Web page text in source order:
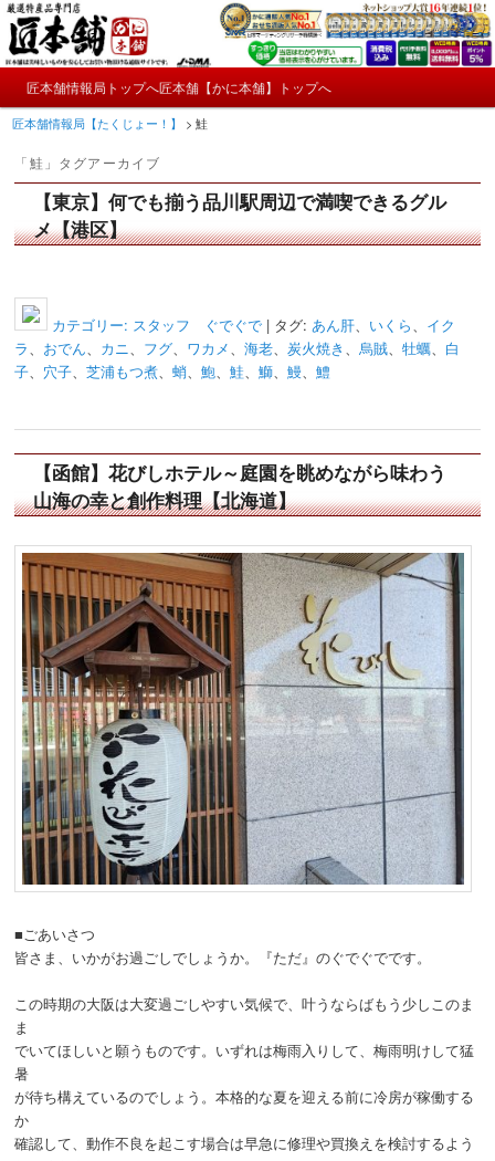
メ
イ
ン
ン
テ
サ
ブ
コ
テ
ン
匠本舗情報局【たくじょー！】
かにやおせちについてのおもしろ情報や興味深い記事をお届けします。
ン
メ
イ
ン
コ
テ
ン
へ
移
動
サ
ブ
コ
ン
ン
ツ
移
動
匠本舗情報局トップへ匠本舗【かに本舗】トップへ
匠本舗情報局【たくじょー！】 >鮭
「鮭 」タグアーカイブ
【東京】何でも揃う品川駅周辺で満喫できるグル
メ【港区】
カテゴリー: スタッフ ぐでぐで | タグ: あん肝、 いくら、 イク
ラ、 おでん、 カニ、 フグ、 ワカメ、海老、炭火焼き 、烏賊、牡蠣、 白
子、 穴子、芝浦もつ煮、蛸、鮑、鮭、鰤、鰻、鱧
【函館】花びしホテル～庭園を眺めながら味わう
山海の幸と創作料理【北海道】
■ごあいさつ
皆さま、いかがお過ごしでしょうか。『ただ』のぐでぐでです。
この時期の大阪は大変過ごしやすい気候で、叶うならばもう少しこのま
ま
でいてほしいと願うものです。いずれは梅雨入りして、梅雨明けして猛
暑
が待ち構えているのでしょう。本格的な夏を迎える前に冷房が稼働する
か
確認して、動作不良を起こす場合は早急に修理や買換えを検討するよう